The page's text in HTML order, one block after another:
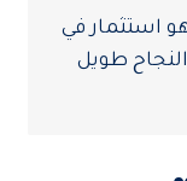
استثمار في
طويل